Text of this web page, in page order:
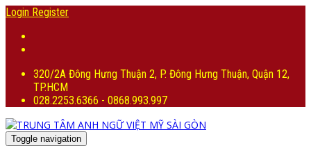
Login Register
320/2A Đông Hưng Thuận 2, P. Đông Hưng Thuận, Quận 12,
TP.HCM
028.2253.6366 - 0868.993.997
Toggle navigation